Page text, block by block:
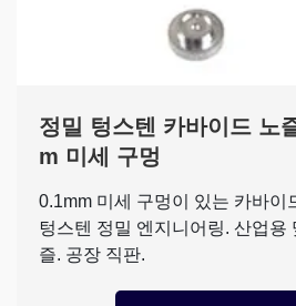
정밀 텅스텐 카바이드 노
m 미세 구멍
0.1mm 미세 구멍이 있는 카바이
텅스텐 정밀 엔지니어링. 산업용
즐. 공장 직판.